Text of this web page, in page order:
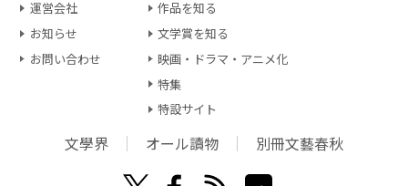
運営会社
お知らせ
お問い合わせ
作品を知る
文学賞を知る
映画・ドラマ・アニメ化
特集
特設サイト
文學界 オール讀物 別冊文藝春秋